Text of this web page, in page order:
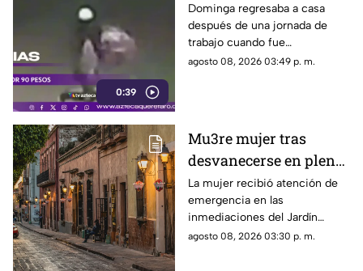
0:39
es as3sin4da en Puebla
por 90 pesos
Dominga regresaba a casa
después de una jornada de
trabajo cuando fue
interceptada por un hombre
agosto 08, 2026 03:49 p. m.
Mu3re mujer tras
desvanecerse en plena
vía pública en el Centro
Histórico de Querétaro
La mujer recibió atención de
emergencia en las
inmediaciones del Jardín
Corregidora, pero los
agosto 08, 2026 03:30 p. m.